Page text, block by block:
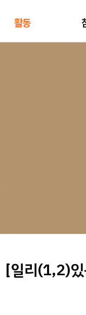
활동
[일리(1,2)